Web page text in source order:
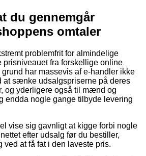
du gennemgår
omtaler
problemfrit for almindelige
prisniveauet fra forskellige online
har massevis af e-handler ikke
at sænke udsalgspriserne på deres
og yderligere også til mænd og
endda nogle gange tilbyde levering
vise sig gavnligt at kigge forbi nogle
efter udsalg før du bestiller,
ved at få fat i den laveste pris.